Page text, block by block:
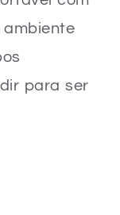
ambiente
para ser